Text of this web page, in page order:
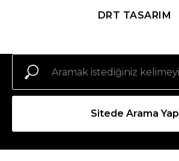
DRT TASARIM
Sitede Arama Yap